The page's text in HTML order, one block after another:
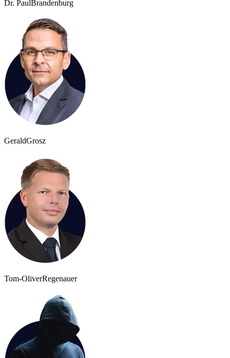
Dr. PaulBrandenburg
GeraldGrosz
Tom-OliverRegenauer